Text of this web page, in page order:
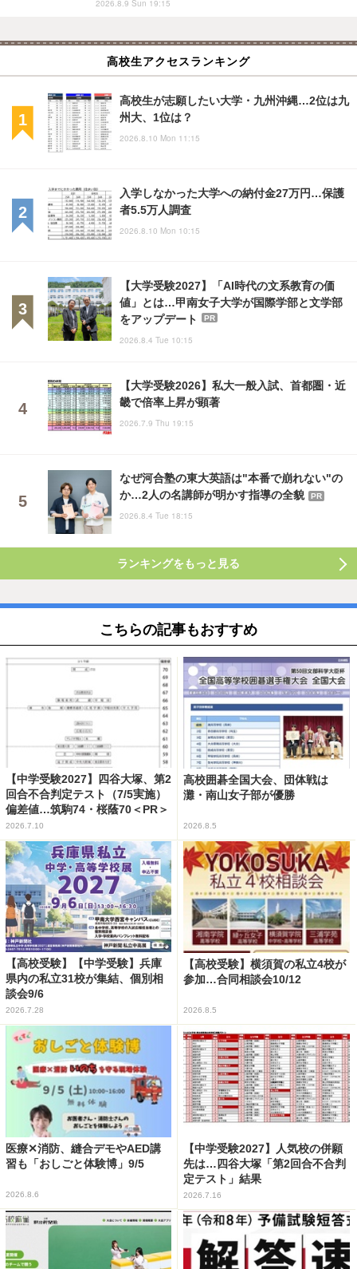
2026.8.9 Sun 19:15
高校生アクセスランキング
高校生が志願したい大学・九州沖縄…2位は九
州大、1位は？
2026.8.10 Mon 11:15
入学しなかった大学への納付金27万円…保護
者5.5万人調査
2026.8.10 Mon 10:15
【大学受験2027】「AI時代の文系教育の価
値」とは…甲南女子大学が国際学部と文学部
をアップデート
PR
2026.8.4 Tue 10:15
【大学受験2026】私大一般入試、首都圏・近
畿で倍率上昇が顕著
2026.7.9 Thu 19:15
なぜ河合塾の東大英語は"本番で崩れない"の
か…2人の名講師が明かす指導の全貌
PR
2026.8.4 Tue 18:15
ランキングをもっと見る
こちらの記事もおすすめ
【中学受験2027】四谷大塚、第2
回合不合判定テスト（7/5実施）
偏差値…筑駒74・桜蔭70＜PR＞
2026.7.10
高校囲碁全国大会、団体戦は
灘・南山女子部が優勝
2026.8.5
【高校受験】【中学受験】兵庫
県内の私立31校が集結、個別相
談会9/6
2026.7.28
【高校受験】横須賀の私立4校が
参加…合同相談会10/12
2026.8.5
医療✕消防、縫合デモやAED講
習も「おしごと体験博」9/5
2026.8.6
【中学受験2027】人気校の併願
先は…四谷大塚「第2回合不合判
定テスト」結果
2026.7.16